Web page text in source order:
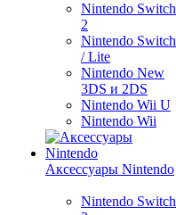
Nintendo Switch
2
Nintendo Switch
/ Lite
Nintendo New
3DS и 2DS
Nintendo Wii U
Nintendo Wii
Аксессуары Nintendo
Nintendo Switch